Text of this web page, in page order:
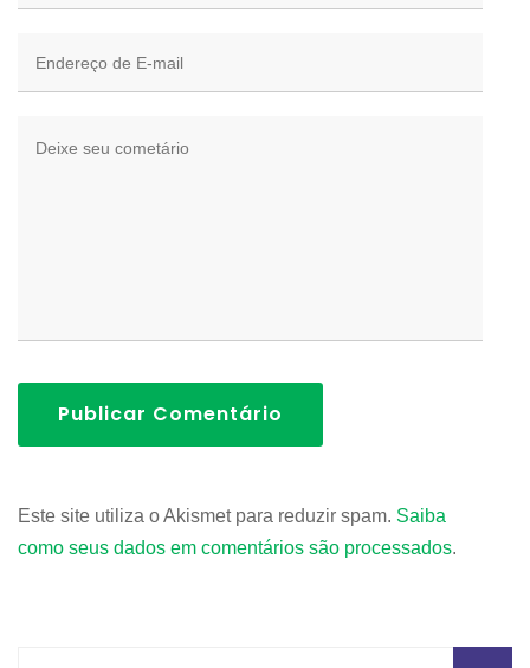
Publicar Comentário
Este site utiliza o Akismet para reduzir spam. Saiba
como seus dados em comentários são processados.